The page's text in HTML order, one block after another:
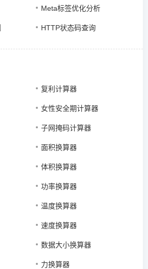
Meta标签优化分析
HTTP状态码查询
复利计算器
女性安全期计算器
子网掩码计算器
面积换算器
体积换算器
功率换算器
温度换算器
速度换算器
数据大小换算器
力换算器